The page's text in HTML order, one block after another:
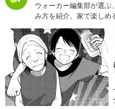
ウォーカー編集部が選ぶ
み方を紹介。家で楽しめ